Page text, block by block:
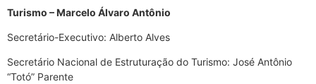
Turismo – Marcelo Álvaro Antônio
Secretário-Executivo: Alberto Alves
Secretário Nacional de Estruturação do Turismo: José Antônio
“Totó” Parente